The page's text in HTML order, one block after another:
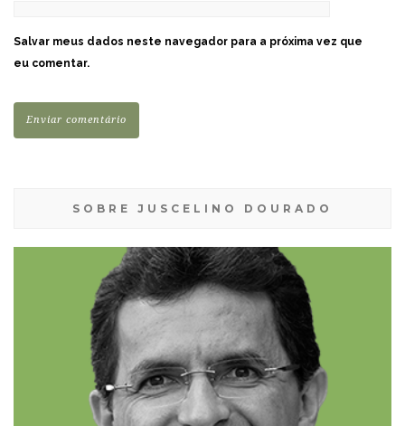
Salvar meus dados neste navegador para a próxima vez que
eu comentar.
SOBRE JUSCELINO DOURADO